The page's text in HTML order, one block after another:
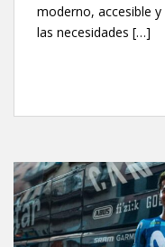
moderno, accesible
las necesidades […]